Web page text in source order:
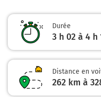
LECTOURE
VALENCE D'
Au rond-point,
Durée
3 h 02 à 4 h
Distance en
262 km à